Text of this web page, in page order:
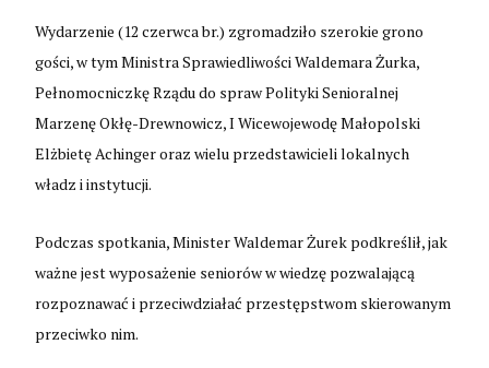
Wydarzenie (12 czerwca br.) zgromadziło szerokie grono
gości, w tym Ministra Sprawiedliwości Waldemara Żurka,
Pełnomocniczkę Rządu do spraw Polityki Senioralnej
Marzenę Okłę-Drewnowicz, I Wicewojewodę Małopolski
Elżbietę Achinger oraz wielu przedstawicieli lokalnych
władz i instytucji.
Podczas spotkania, Minister Waldemar Żurek podkreślił, jak
ważne jest wyposażenie seniorów w wiedzę pozwalającą
rozpoznawać i przeciwdziałać przestępstwom skierowanym
przeciwko nim.